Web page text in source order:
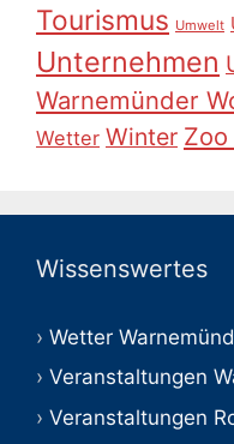
Tourismus Umwelt
Unternehmen
Warnemünder
Wetter Winter
Wissenswertes
Wetter
Veranstaltungen
Veranstaltungen